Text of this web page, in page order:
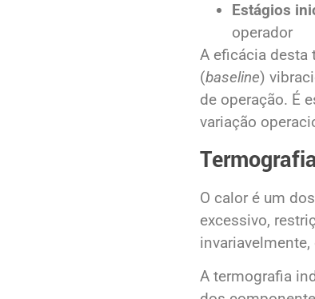
Estágios
operador
A eficácia desta
(baseline)
de operação. É
variação
O calor é um
excessivo,
A termografia